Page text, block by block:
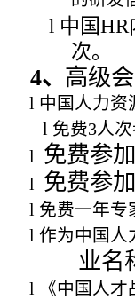
l 中国
次。
4、 高级
l 中国人力资
l 免费3人
l 免费参
l 免费参
l 免费一年专
l 作为中国人
业名称
l 《中国人